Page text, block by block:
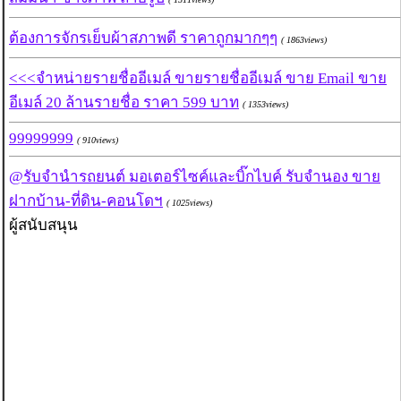
ต้องการจักรเย็บผ้าสภาพดี ราคาถูกมากๆๆ ( 1863views)
<<<จำหน่ายรายชื่ออีเมล์ ขายรายชื่ออีเมล์ ขาย Email ขาย
อีเมล์ 20 ล้านรายชื่อ ราคา 599 บาท ( 1353views)
99999999 ( 910views)
@รับจำนำรถยนต์ มอเตอร์ไซค์และบิ๊กไบค์ รับจำนอง ขาย
ฝากบ้าน-ที่ดิน-คอนโดฯ ( 1025views)
ผู้สนับสนุน